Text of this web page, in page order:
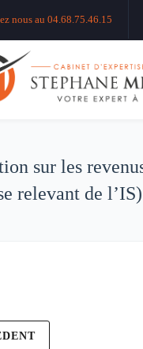
nous au 04.68.75.46.15
sur les
relevant de l’IS)